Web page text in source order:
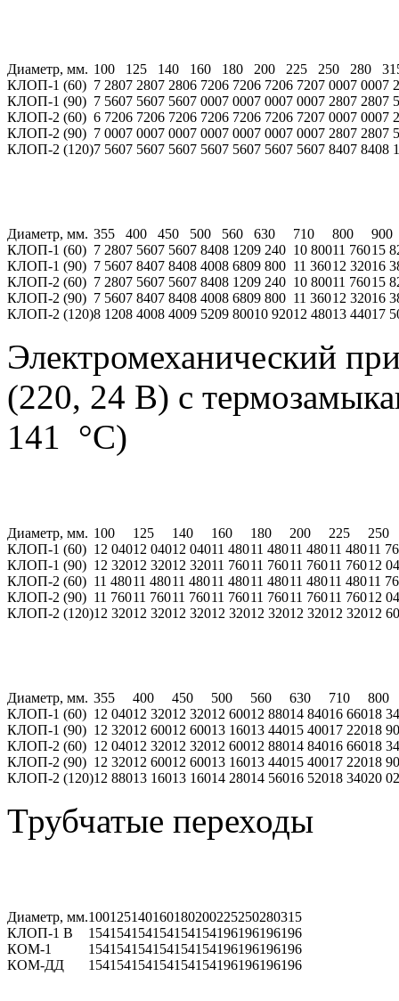
Диаметр, мм. 100 125 140 160 180 200 225 250 280
КЛОП-1 (60) 7 2807 2807 2806 7206 7206 7206 7207 0007 0007
КЛОП-1 (90) 7 5607 5607 5607 0007 0007 0007 0007 2807 2807
КЛОП-2 (60) 6 7206 7206 7206 7206 7206 7206 7207 0007 0007
КЛОП-2 (90) 7 0007 0007 0007 0007 0007 0007 0007 2807 2807
КЛОП-2 (120)7 5607 5607 5607 5607 5607 5607 5607 8407 8408
Диаметр, мм. 355 400 450 500 560 630 710 800
900
КЛОП-1 (60) 7 2807 5607 5607 8408 1209 240 10 80011 76015
КЛОП-1 (90) 7 5607 8407 8408 4008 6809 800 11 36012 32016
КЛОП-2 (60) 7 2807 5607 5607 8408 1209 240 10 80011 76015
КЛОП-2 (90) 7 5607 8407 8408 4008 6809 800 11 36012 32016
КЛОП-2 (120)8 1208 4008 4009 5209 80010 92012 48013 44017
Электромеханический
(220, 24 В) с
141 °С)
Диаметр, мм. 100 125 140 160 180 200 225
250
КЛОП-1 (60) 12 04012 04012 04011 48011 48011 48011 48011
КЛОП-1 (90) 12 32012 32012 32011 76011 76011 76011 76012
КЛОП-2 (60) 11 48011 48011 48011 48011 48011 48011 48011
КЛОП-2 (90) 11 76011 76011 76011 76011 76011 76011 76012
КЛОП-2 (120)12 32012 32012 32012 32012 32012 32012 32012
Диаметр, мм. 355 400 450 500 560 630 710
800
КЛОП-1 (60) 12 04012 32012 32012 60012 88014 84016 66018
КЛОП-1 (90) 12 32012 60012 60013 16013 44015 40017 22018
КЛОП-2 (60) 12 04012 32012 32012 60012 88014 84016 66018
КЛОП-2 (90) 12 32012 60012 60013 16013 44015 40017 22018
КЛОП-2 (120)12 88013 16013 16014 28014 56016 52018 34020
Трубчатые переходы
Диаметр, мм.100125140160180200225250280315
КЛОП-1 В
154154154154154154196196196196
КОМ-1
154154154154154154196196196196
КОМ-ДД
154154154154154154196196196196